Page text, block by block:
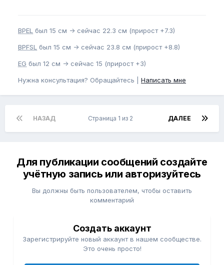
BPEL был 15 см -> сейчас 22.3 см (прирост +7.3)
BPFSL был 15 см -> сейчас 23.8 см (прирост +8.8)
EG был 12 см -> сейчас 15 (прирост +3)
Нужна консультация? Обращайтесь | Написать мне
НАЗАД ДАЛЕЕ
Страница 1 из 2
Для публикации сообщений создайте
учётную запись или авторизуйтесь
Вы должны быть пользователем, чтобы оставить
комментарий
Создать аккаунт
Зарегистрируйте новый аккаунт в нашем сообществе.
Это очень просто!